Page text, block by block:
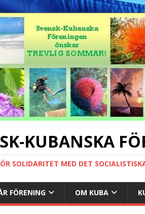
KUBANSKA
SOLIDARITET MED DET
FÖRENING OM KUBA